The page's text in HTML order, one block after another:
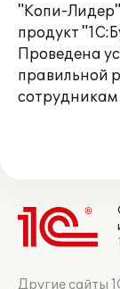
"Копи-
продукт
Проведена
правильной
сотрудникам
Другие сайты